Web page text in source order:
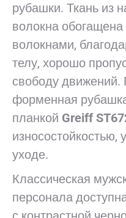
рубашки. Ткань из
волокна
волокнами,
телу, хорошо
свободу
форменная
планкой Greiff
износостойкостью,
уходе.
Классическая
персонала